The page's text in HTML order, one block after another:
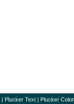
| Plucker Text | Plucker Color